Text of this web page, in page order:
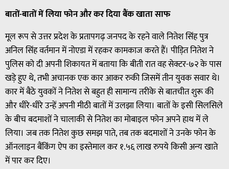
बातों-बातों में लिया फोन और कर दिया बैंक खाता साफ
मूल रूप से उत्तर प्रदेश के प्रतापगढ़ जनपद के रहने वाले नितेश सिंह पुत्र
अनिल सिंह वर्तमान में नोएडा में रहकर कामकाज करते हैं। पीड़ित नितेश ने
पुलिस को दी अपनी शिकायत में बताया कि बीती रात वह सेक्टर-७२ के पास
खड़े हुए थे, तभी अचानक एक कार आकर रुकी जिसमें तीन युवक सवार थे।
कार में बैठे युवकों ने नितेश से बहुत ही सामान्य तरीके से बातचीत शुरू की
और धीरे-धीरे उन्हें अपनी मीठी बातों में उलझा लिया। बातों के इसी सिलसिले
के बीच बदमाशों ने चालाकी से नितेश का मोबाइल फोन अपने हाथ में ले
लिया। जब तक नितेश कुछ समझ पाते, तब तक बदमाशों ने उनके फोन के
ऑनलाइन बैंकिंग ऐप का इस्तेमाल कर १.५६ लाख रुपये किसी अन्य खाते
में पार कर दिए।